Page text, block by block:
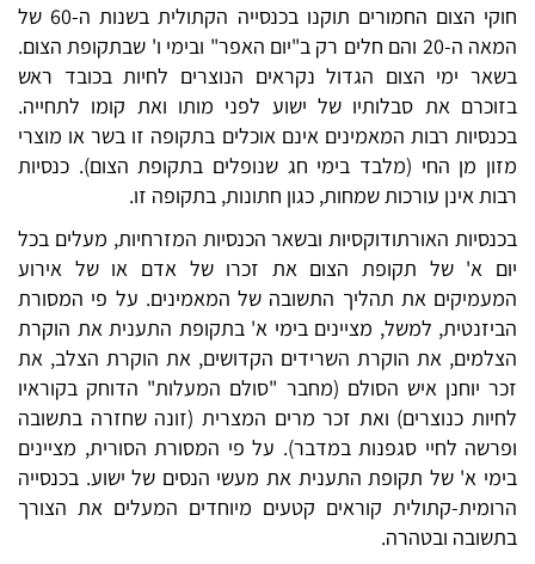
חוקי הצום החמורים תוקנו בכנסייה הקתולית בשנות ה-60 של
המאה ה-20 והם חלים רק ב"יום האפר" ובימי ו' שבתקופת הצום.
בשאר ימי הצום הגדול נקראים הנוצרים לחיות בכובד ראש
בזוכרם את סבלותיו של ישוע לפני מותו ואת קומו לתחייה.
בכנסיות רבות המאמינים אינם אוכלים בתקופה זו בשר או מוצרי
מזון מן החי (מלבד בימי חג שנופלים בתקופת הצום). כנסיות
רבות אינן עורכות שמחות, כגון חתונות, בתקופה זו.
בכנסיות האורתודוקסיות ובשאר הכנסיות המזרחיות, מעלים בכל
יום א' של תקופת הצום את זכרו של אדם או של אירוע
המעמיקים את תהליך התשובה של המאמינים. על פי המסורת
הביזנטית, למשל, מציינים בימי א' בתקופת התענית את הוקרת
הצלמים, את הוקרת השרידים הקדושים, את הוקרת הצלב, את
זכר יוחנן איש הסולם (מחבר "סולם המעלות" הדוחק בקוראיו
לחיות כנוצרים) ואת זכר מרים המצרית (זונה שחזרה בתשובה
ופרשה לחיי סגפנות במדבר). על פי המסורת הסורית, מציינים
בימי א' של תקופת התענית את מעשי הנסים של ישוע. בכנסייה
הרומית-קתולית קוראים קטעים מיוחדים המעלים את הצורך
בתשובה ובטהרה.